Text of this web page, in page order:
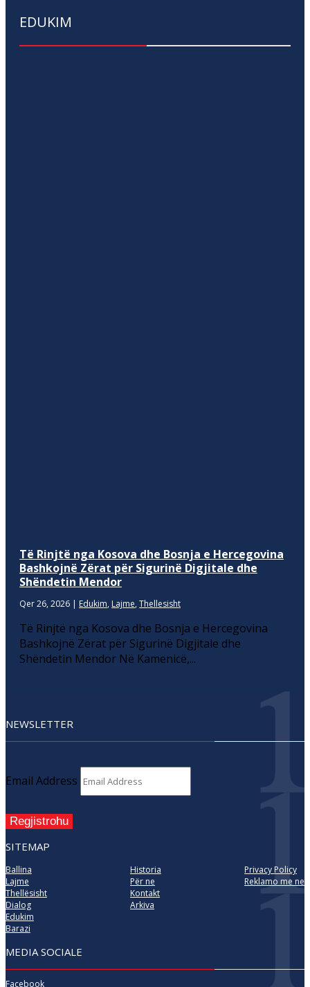
EDUKIM
Të Rinjtë nga Kosova dhe Bosnja e Hercegovina
Bashkojnë Zërat për Sigurinë Digjitale dhe
Shëndetin Mendor
Qer 26, 2026 | Edukim, Lajme, Thellesisht
Të Rinjtë nga Kosova dhe Bosnja e Hercegovina
Bashkojnë Zërat për Sigurinë Digjitale dhe
Shëndetin Mendor Në Kamenicë,...
NEWSLETTER
Email Address
Regjistrohu
SITEMAP
Ballina
Lajme
Thellësisht
Dialog
Edukim
Barazi
Historia
Për ne
Kontakt
Arkiva
Privacy Policy
Reklamo me ne
MEDIA SOCIALE
Facebook